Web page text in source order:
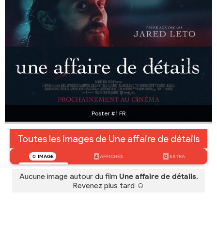
Poster #1 FR
Toutes les images de Une affaire de détails
0 IMAGE 4 AFFICHES 0 EXTRA
Aucune image autour du film Une affaire de détails.
Revenez plus tard ☺